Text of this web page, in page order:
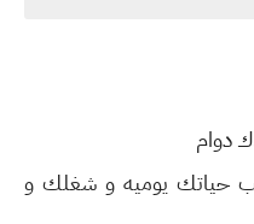
حياتك يوميه و شغلك و